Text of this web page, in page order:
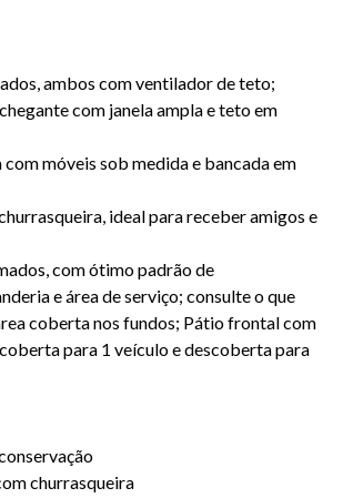
ambos com ventilador de teto;
com janela ampla e teto em
móveis sob medida e bancada em
ideal para receber amigos e
com ótimo padrão de
e área de serviço; consulte o que
coberta nos fundos; Pátio frontal com
para 1 veículo e descoberta para
churrasqueira